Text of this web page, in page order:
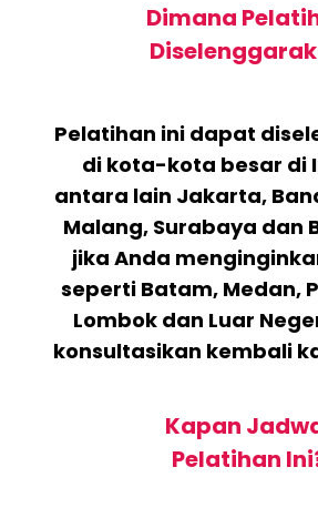
Dimana
Pelatihan ini dapat
di kota-kota besar di
antara lain Jakarta,
Malang, Surabaya dan
jika Anda
seperti Batam, Medan,
Lombok dan Luar
konsultasikan kembali
Kapan
Pelatihan